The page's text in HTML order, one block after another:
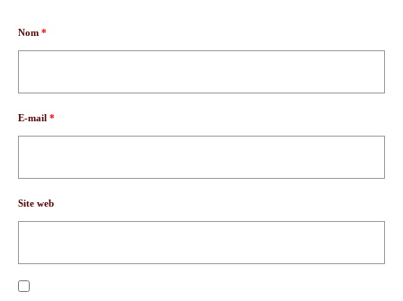
Nom *
E-mail *
Site web